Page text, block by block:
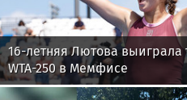
16-летняя Лютова выиграла
WTA-250 в Мемфисе